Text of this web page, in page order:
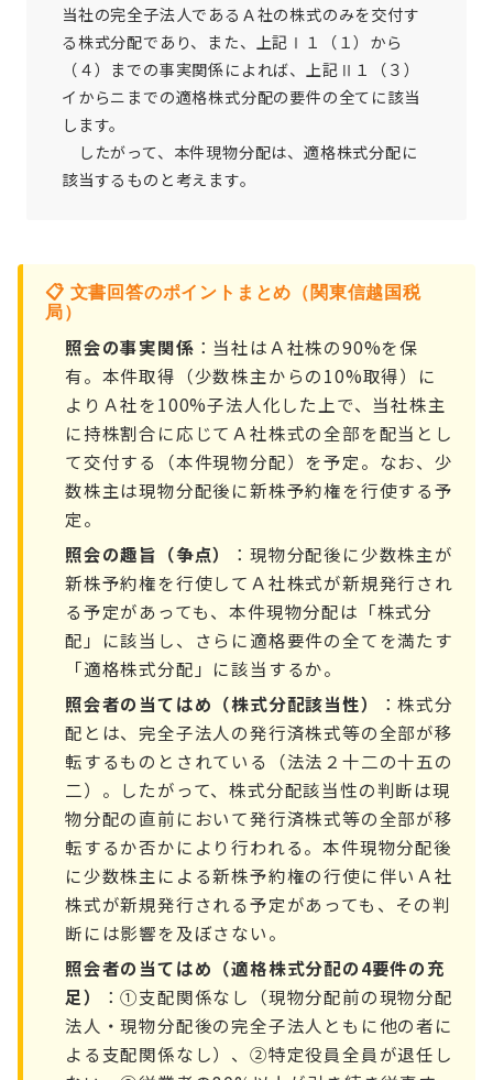
当社の完全子法人であるＡ社の株式のみを交付す
る株式分配であり、また、上記Ⅰ１（１）から
（４）までの事実関係によれば、上記Ⅱ１（３）
イからニまでの適格株式分配の要件の全てに該当
します。
したがって、本件現物分配は、適格株式分配に
該当するものと考えます。
📋 文書回答のポイントまとめ（関東信越国税
局）
照会の事実関係 ：当社はＡ社株の90%を保
有。本件取得（少数株主からの10%取得）に
よりＡ社を100%子法人化した上で、当社株主
に持株割合に応じてＡ社株式の全部を配当とし
て交付する（本件現物分配）を予定。なお、少
数株主は現物分配後に新株予約権を行使する予
定。
照会の趣旨（争点）
：現物分配後に少数株主が
新株予約権を行使してＡ社株式が新規発行され
る予定があっても、本件現物分配は「株式分
配」に該当し、さらに適格要件の全てを満たす
「適格株式分配」に該当するか。
照会者の当てはめ（株式分配該当性）
：株式分
配とは、完全子法人の発行済株式等の全部が移
転するものとされている（法法２十二の十五の
二）。したがって、株式分配該当性の判断は現
物分配の直前において発行済株式等の全部が移
転するか否かにより行われる。本件現物分配後
に少数株主による新株予約権の行使に伴いＡ社
株式が新規発行される予定があっても、その判
断には影響を及ぼさない。
照会者の当てはめ（適格株式分配の4要件の充
足）
：①支配関係なし（現物分配前の現物分配
法人・現物分配後の完全子法人ともに他の者に
よる支配関係なし）、②特定役員全員が退任し